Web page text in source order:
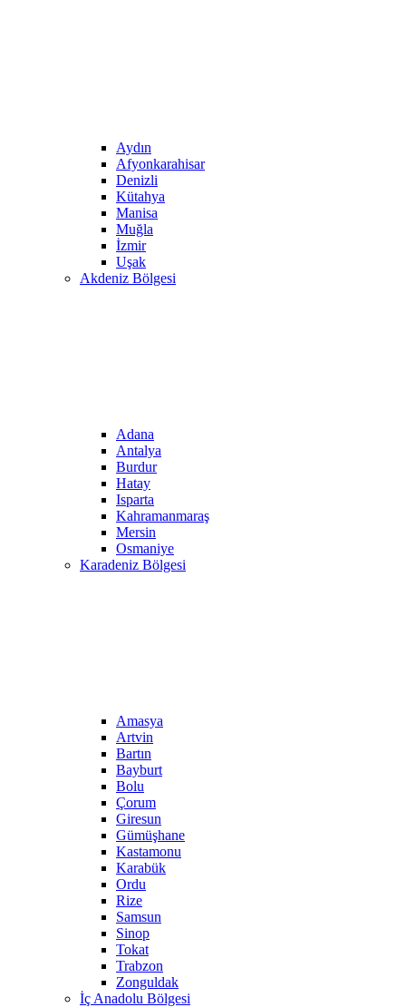
Aydın
Afyonkarahisar
Denizli
Kütahya
Manisa
Muğla
İzmir
Uşak
Akdeniz Bölgesi
Adana
Antalya
Burdur
Hatay
Isparta
Kahramanmaraş
Mersin
Osmaniye
Karadeniz Bölgesi
Amasya
Artvin
Bartın
Bayburt
Bolu
Çorum
Giresun
Gümüşhane
Kastamonu
Karabük
Ordu
Rize
Samsun
Sinop
Tokat
Trabzon
Zonguldak
İç Anadolu Bölgesi